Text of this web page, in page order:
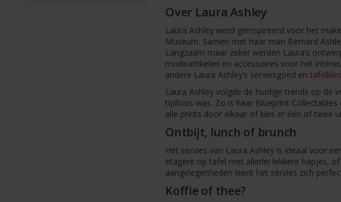
Over Laura Ashley
Laura Ashley werd geïnspireerd voor het
Museum. Samen met haar man Bernard
Langzaam maar zeker werden Laura’s
modeartikelen en accessoires voor het
andere Laura Ashley’s serviesgoed en
Laura Ashley volgde de huidige trends op de
tijdloos was. Zo is haar Blueprint
alle prints door elkaar of kies er één of twee
Ontbijt, lunch of brunch
Het servies van Laura Ashley is ideaal voor
etagère op tafel met allerlei lekkere hapjes,
aangelegenheden leent het servies zich
Koffie of thee?